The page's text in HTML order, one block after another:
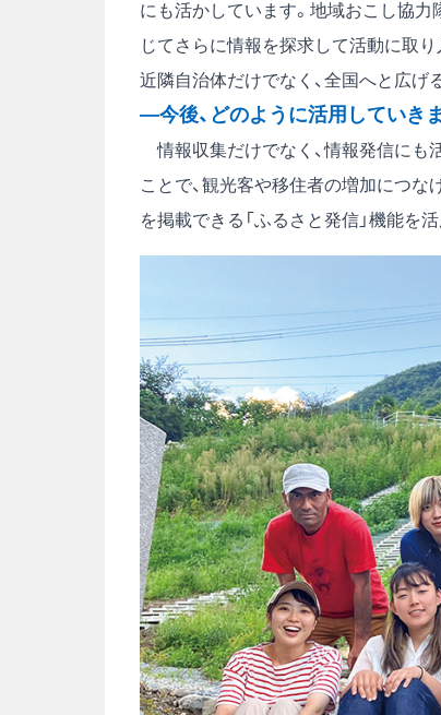
にも活かしています。地域おこし協
じてさらに情報を探求して活動に取り
近隣自治体だけでなく、全国へと広げ
―今後、どのように活用していきま
情報収集だけでなく、情報発信にも
ことで、観光客や移住者の増加につな
を掲載できる「ふるさと発信」機能を